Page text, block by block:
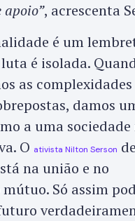
apoio”, acrescenta
é um
é isolada.
as complexidades
damos
a uma sociedade
O ativista Nilton Serson
na união e no
Só assim